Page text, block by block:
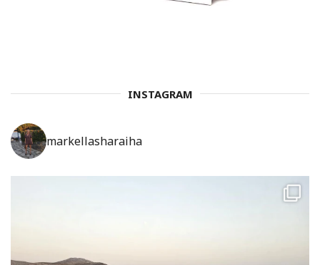
INSTAGRAM
markellasharaiha